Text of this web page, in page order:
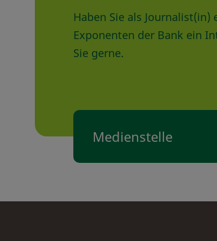
Haben Sie als Journalist(in)
Exponenten der Bank ein
Sie gerne.
Medienstelle